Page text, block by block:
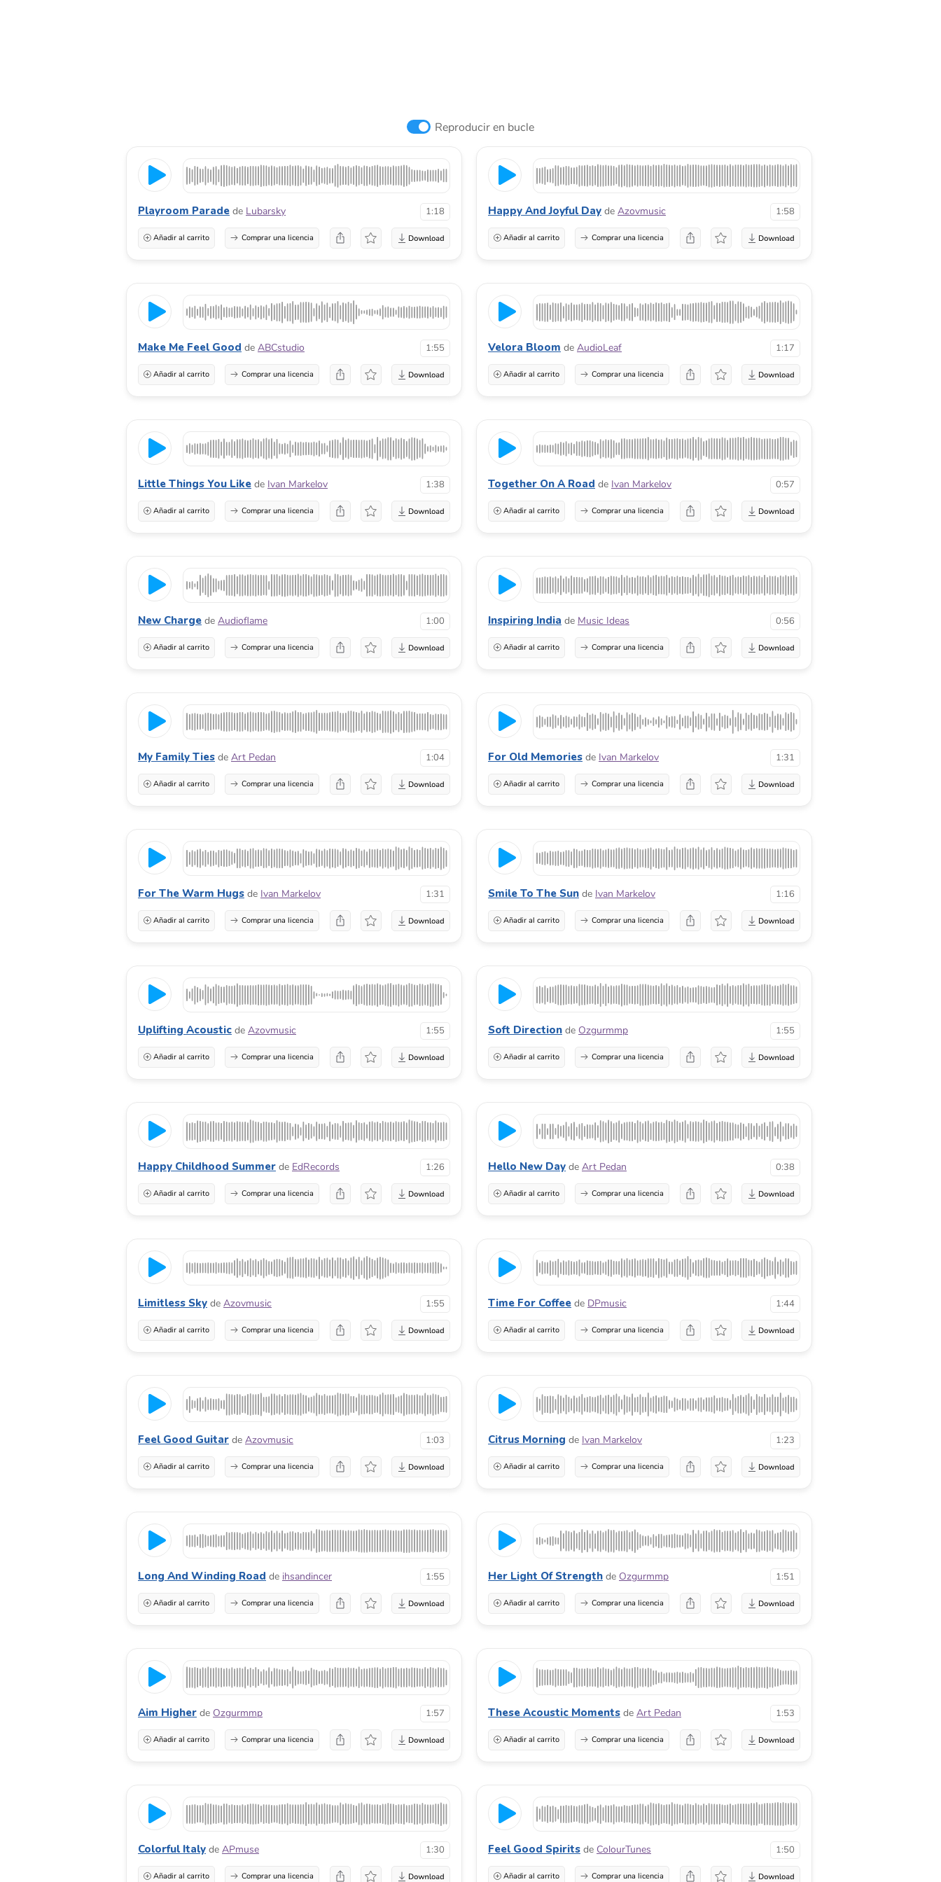
Reproducir en bucle
Playroom Parade de Lubarsky 1:18
Añadir al carrito Comprar una licencia
Happy And Joyful Day de Azovmusic 1:58
Añadir al carrito Comprar una licencia
Make Me Feel Good de ABCstudio 1:55
Añadir al carrito Comprar una licencia
Velora Bloom de AudioLeaf 1:17
Añadir al carrito Comprar una licencia
Little Things You Like de Ivan Markelov 1:38
Añadir al carrito Comprar una licencia
Together On A Road de Ivan Markelov 0:57
Añadir al carrito Comprar una licencia
New Charge de Audioflame 1:00
Añadir al carrito Comprar una licencia
Inspiring India de Music Ideas 0:56
Añadir al carrito Comprar una licencia
My Family Ties de Art Pedan 1:04
Añadir al carrito Comprar una licencia
For Old Memories de Ivan Markelov 1:31
Añadir al carrito Comprar una licencia
For The Warm Hugs de Ivan Markelov 1:31
Añadir al carrito Comprar una licencia
Smile To The Sun de Ivan Markelov 1:16
Añadir al carrito Comprar una licencia
Uplifting Acoustic de Azovmusic 1:55
Añadir al carrito Comprar una licencia
Soft Direction de Ozgurmmp 1:55
Añadir al carrito Comprar una licencia
Happy Childhood Summer de EdRecords 1:26
Añadir al carrito Comprar una licencia
Hello New Day de Art Pedan 0:38
Añadir al carrito Comprar una licencia
Limitless Sky de Azovmusic 1:55
Añadir al carrito Comprar una licencia
Time For Coffee de DPmusic 1:44
Añadir al carrito Comprar una licencia
Feel Good Guitar de Azovmusic 1:03
Añadir al carrito Comprar una licencia
Citrus Morning de Ivan Markelov 1:23
Añadir al carrito Comprar una licencia
Long And Winding Road de ihsandincer 1:55
Añadir al carrito Comprar una licencia
Her Light Of Strength de Ozgurmmp 1:51
Añadir al carrito Comprar una licencia
Aim Higher de Ozgurmmp 1:57
Añadir al carrito Comprar una licencia
These Acoustic Moments de Art Pedan 1:53
Añadir al carrito Comprar una licencia
Colorful Italy de APmuse 1:30
Añadir al carrito Comprar una licencia
Feel Good Spirits de ColourTunes 1:50
Añadir al carrito Comprar una licencia